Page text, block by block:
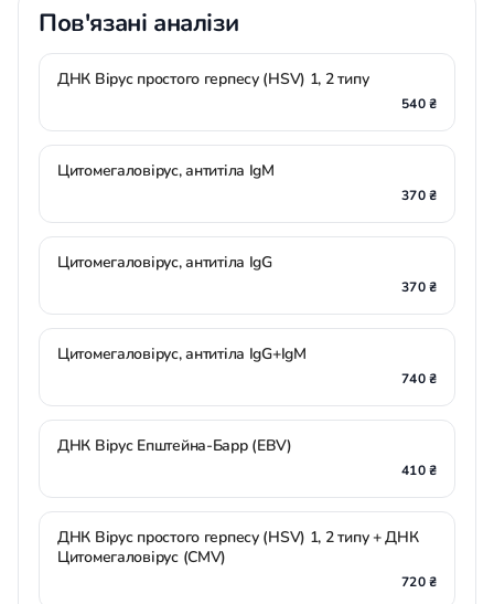
Пов'язані аналізи
ДНК Вірус простого герпесу (HSV) 1, 2 типу
540 ₴
Цитомегаловірус, антитіла IgM
370 ₴
Цитомегаловірус, антитіла IgG
370 ₴
Цитомегаловірус, антитіла IgG+IgM
740 ₴
ДНК Вірус Епштейна-Барр (EBV)
410 ₴
ДНК Вірус простого герпесу (HSV) 1, 2 типу + ДНК
Цитомегаловірус (CMV)
720 ₴